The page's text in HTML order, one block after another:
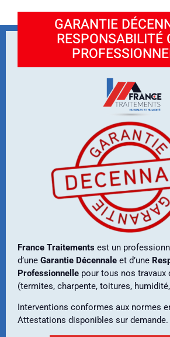
GARANTIE
RESPONSABILITÉ
France Traitements est un
d’une Garantie Décennale et d’une
Professionnelle pour tous nos travaux
(termites, charpente, toitures,
Interventions conformes aux normes
Attestations disponibles sur demande.